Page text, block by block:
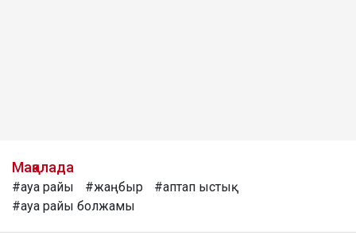
Мақалада
#ауа райы #жаңбыр
#аптап ыстық
#ауа райы болжамы